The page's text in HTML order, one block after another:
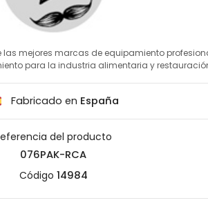
mejores marcas de equipamiento
para la industria alimentaria y
Fabricado en España
del producto
076PAK-RCA
Código 14984